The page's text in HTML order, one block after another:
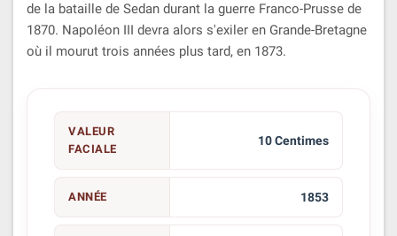
de la bataille de Sedan durant la guerre Franco-Prusse de
1870. Napoléon III devra alors s'exiler en Grande-Bretagne
où il mourut trois années plus tard, en 1873.
VALEUR
FACIALE
10 Centimes
ANNÉE 1853